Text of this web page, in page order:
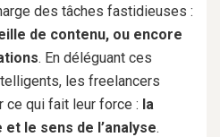
des tâches fastidieuses :
de contenu, ou encore
. En déléguant ces
les freelancers
ce qui fait leur force : la
le sens de l’analyse.